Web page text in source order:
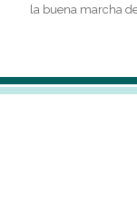
la buena marcha